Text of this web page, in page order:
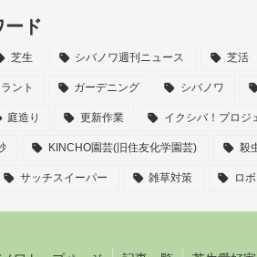
ード
芝生 シバノワ週刊ニュース 芝活
ント ガーデニング シバノワ
庭造り 更新作業 イクシバ！プロジ
KINCHO園芸(旧住友化学園芸) 殺
サッチスイーパー 雑草対策 ロ